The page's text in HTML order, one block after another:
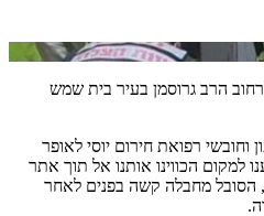
הרב גרוסמן בעיר בית שמש
רפואת חירום יוסי לאופר
למקום הכווינו אותנו אל תוך אתר
בנייה, שם ראינו פועל, גבר כבן 30, הסובל מחבלה קשה בפנים לאחר